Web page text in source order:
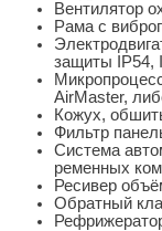
Вентилятор
Рама с
защиты IP54,
AirMaster,
Кожух,
Фильтр
Система
ременных
Ресивер
Обратный